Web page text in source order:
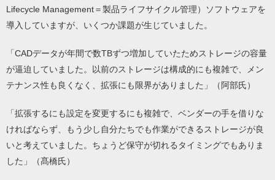
Lifecycle Management＝製品ライフサイクル管理）ソフトウェアを
導入していますが、いくつか課題が生じていました。
「CADデータが年間で数TBずつ増加していたためストレージの容量
が逼迫していました。以前のストレージは構成的にも複雑で、メン
テナンス性も良くなく、拡張にも限界がありました」（阿部氏）
「拡張するにも設定を変更するにも複雑で、ベンダーの手を借りな
ければならず、もう少し自分たちでも作業ができるストレージが良
いと考えていました。ちょうど保守が切れるタイミングでもありま
した」（髙橋氏）